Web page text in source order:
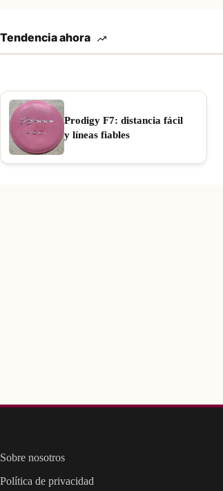
Tendencia ahora
Prodigy F7: distancia fácil
y líneas fiables
Sobre nosotros
Política de privacidad